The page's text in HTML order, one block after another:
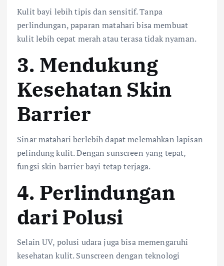
Kulit bayi lebih tipis dan sensitif. Tanpa
perlindungan, paparan matahari bisa membuat
kulit lebih cepat merah atau terasa tidak nyaman.
3. Mendukung
Kesehatan Skin
Barrier
Sinar matahari berlebih dapat melemahkan lapisan
pelindung kulit. Dengan sunscreen yang tepat,
fungsi skin barrier bayi tetap terjaga.
4. Perlindungan
dari Polusi
Selain UV, polusi udara juga bisa memengaruhi
kesehatan kulit. Sunscreen dengan teknologi